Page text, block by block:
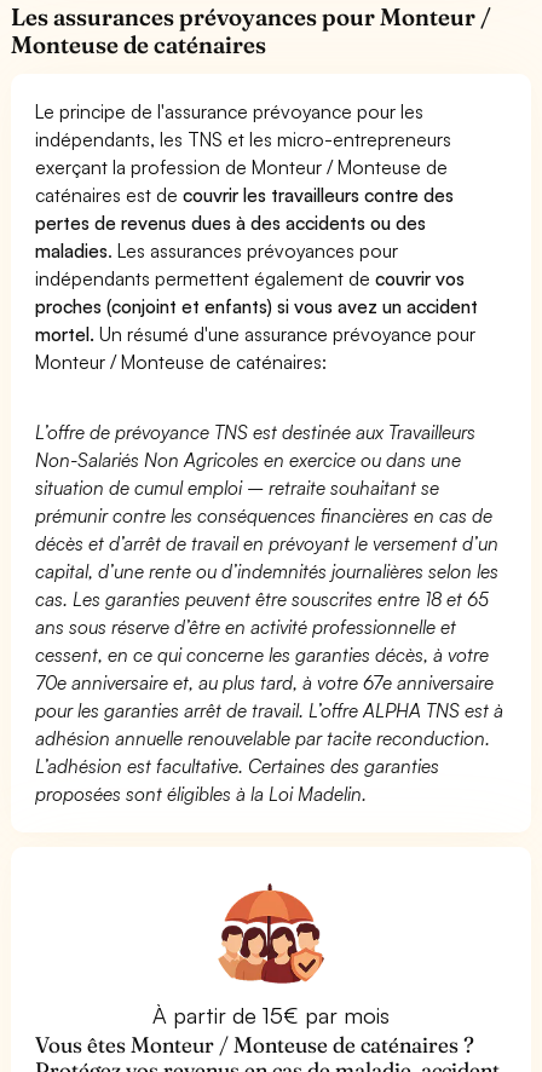
Les assurances prévoyances pour Monteur /
Monteuse de caténaires
Le principe de l'assurance prévoyance pour les
indépendants, les TNS et les micro-entrepreneurs
exerçant la profession de Monteur / Monteuse de
caténaires est decouvrir les travailleurs contre des
pertes de revenus dues à des accidents ou des
maladies. Les assurances prévoyances pour
indépendants permettent également decouvrir vos
proches (conjoint et enfants) si vous avez un accident
mortel. Un résumé d'une assurance prévoyance pour
Monteur / Monteuse de caténaires:
L’offre de prévoyance TNS est destinée aux Travailleurs
Non-Salariés Non Agricoles en exercice ou dans une
situation de cumul emploi – retraite souhaitant se
prémunir contre les conséquences financières en cas de
décès et d’arrêt de travail en prévoyant le versement d’un
capital, d’une rente ou d’indemnités journalières selon les
cas. Les garanties peuvent être souscrites entre 18 et 65
ans sous réserve d’être en activité professionnelle et
cessent, en ce qui concerne les garanties décès, à votre
70e anniversaire et, au plus tard, à votre 67e anniversaire
pour les garanties arrêt de travail. L’offre ALPHA TNS est à
adhésion annuelle renouvelable par tacite reconduction.
L’adhésion est facultative. Certaines des garanties
proposées sont éligibles à la Loi Madelin.
À partir de 15€ par mois
Vous êtes Monteur / Monteuse de caténaires ?